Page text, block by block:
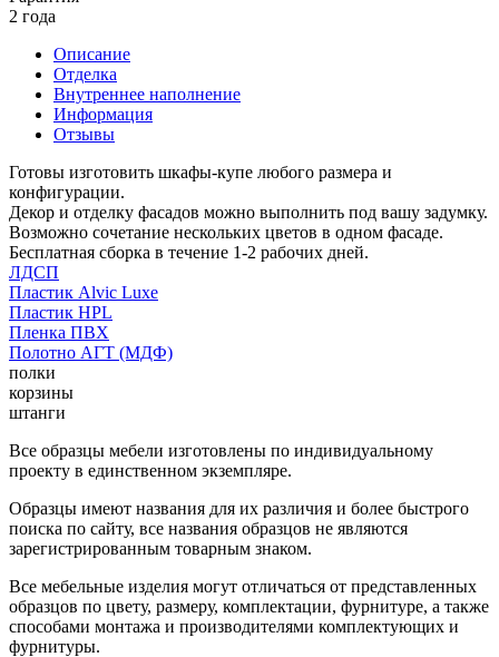
2 года
Описание
Отделка
Внутреннее наполнение
Информация
Отзывы
Готовы изготовить шкафы-купе любого размера и
конфигурации.
Декор и отделку фасадов можно выполнить под вашу задумку.
Возможно сочетание нескольких цветов в одном фасаде.
Бесплатная сборка в течение 1-2 рабочих дней.
ЛДСП
Пластик Alvic Luxe
Пластик HPL
Пленка ПВХ
Полотно АГТ (МДФ)
полки
корзины
штанги
Все образцы мебели изготовлены по индивидуальному
проекту в единственном экземпляре.
Образцы имеют названия для их различия и более быстрого
поиска по сайту, все названия образцов не являются
зарегистрированным товарным знаком.
Все мебельные изделия могут отличаться от представленных
образцов по цвету, размеру, комплектации, фурнитуре, а также
способами монтажа и производителями комплектующих и
фурнитуры.